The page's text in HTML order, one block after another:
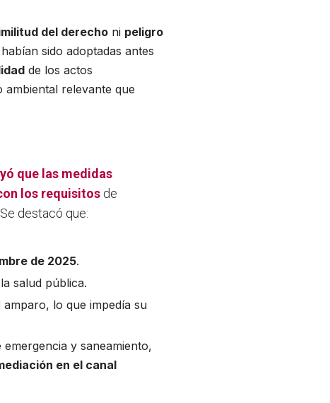
del derecho ni peligro
sido adoptadas antes
de los actos
ambiental relevante que
que las medidas
los requisitos de
destacó que:
de 2025.
salud pública.
amparo, lo que impedía su
y saneamiento,
en el canal